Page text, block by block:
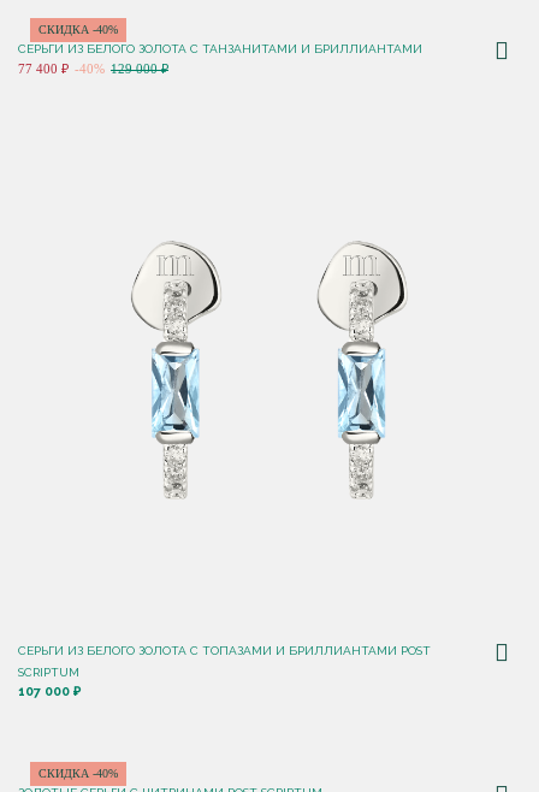
СКИДКА -40%
СЕРЬГИ ИЗ БЕЛОГО ЗОЛОТА С ТАНЗАНИТАМИ И БРИЛЛИАНТАМИ
77 400 ₽ -40% 129 000 ₽
СЕРЬГИ ИЗ БЕЛОГО ЗОЛОТА С ТОПАЗАМИ И БРИЛЛИАНТАМИ POST
SCRIPTUM
107 000 ₽
СКИДКА -40%